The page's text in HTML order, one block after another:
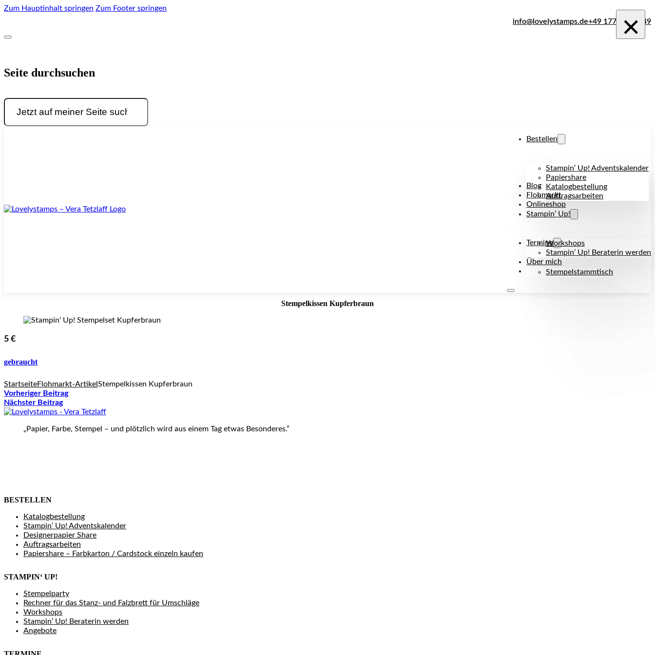
Zum Hauptinhalt springen Zum Footer springen
info@lovelystamps.de+49 177 242 1849
Seite durchsuchen
Suchen
×
Bestellen
Stampin‘ Up! Adventskalender
Papiershare
Katalogbestellung
Auftragsarbeiten
Blog
Flohmarkt
Onlineshop
Stampin‘ Up!
Workshops
Stampin‘ Up! Beraterin werden
Termine
Stempelstammtisch
Über mich
Kontakt
Stempelkissen Kupferbraun
5 €
gebraucht
StartseiteFlohmarkt-Artikel Stempelkissen Kupferbraun
Vorheriger Beitrag
Nächster Beitrag
„Papier, Farbe, Stempel – und plötzlich wird aus einem Tag etwas Besonderes.”
BESTELLEN
Katalogbestellung
Stampin’ Up! Adventskalender
Designerpapier Share
Auftragsarbeiten
Papiershare – Farbkarton / Cardstock einzeln kaufen
STAMPIN‘ UP!
Stempelparty
Rechner für das Stanz- und Falzbrett für Umschläge
Workshops
Stampin’ Up! Beraterin werden
Angebote